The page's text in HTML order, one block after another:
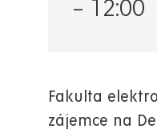
– 12:00
Fakulta
zájemce na